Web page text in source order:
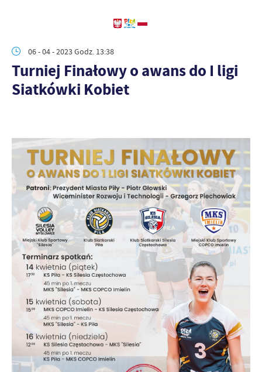
06 - 04 - 2023 Godz. 13:38
Turniej Finałowy o awans do I ligi
Siatkówki Kobiet